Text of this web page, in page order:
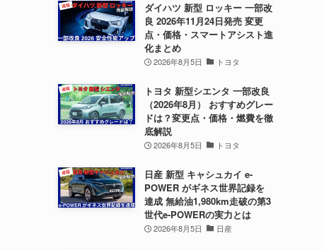
ダイハツ 新型 ロッキー 一部改
良 2026年11月24日発売 変更
点・価格・スマートアシスト進
化まとめ
2026年8月5日 トヨタ
トヨタ 新型シエンタ 一部改良
（2026年8月） おすすめグレー
ドは？変更点・価格・燃費を徹
底解説
2026年8月5日 トヨタ
日産 新型 キャシュカイ e-
POWER がギネス世界記録を
達成 無給油1,980km走破の第3
世代e-POWERの実力とは
2026年8月5日 日産